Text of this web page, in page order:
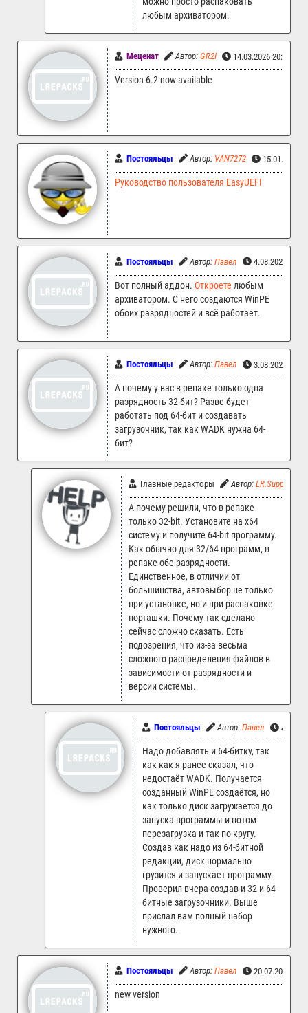
любым архиватором.
Меценат Автор: GR2I 14.03.2026 20:04
Version 6.2 now available
Постояльцы Автор: VAN7272 15.01.2026
Руководство пользователя EasyUEFI
Постояльцы Автор: Павел 4.08.2025
Вот полный аддон. Откроете любым
архиватором. С него создаются WinPE
обоих разрядностей и всё работает.
Постояльцы Автор: Павел 3.08.2025
А почему у вас в репаке только одна
разрядность 32-бит? Разве будет
работать под 64-бит и создавать
загрузочник, так как WADK нужна 64-
бит?
Главные редакторы Автор: LR.Support
А почему решили, что в репаке
только 32-bit. Установите на x64
систему и получите 64-bit программу.
Как обычно для 32/64 программ, в
репаке обе разрядности.
Единственное, в отличии от
большинства, автовыбор не только
при установке, но и при распаковке
порташки. Почему так сделано
сейчас сложно сказать. Есть
подозрения, что из-за весьма
сложного распределения файлов в
зависимости от разрядности и
версии системы.
Постояльцы Автор: Павел
Надо добавлять и 64-битку, так
как как я ранее сказал, что
недостаёт WADK. Получается
созданный WinPE создаётся, но
как только диск загружается до
запуска программы и потом
перезагрузка и так по кругу.
Создав как надо из 64-битной
редакции, диск нормально
грузится и запускает программу.
Проверил вчера создав и 32 и 64
битные загрузочники. Выше
прислал вам полный набор
нужного.
Постояльцы Автор: Павел 20.07.2025
new version